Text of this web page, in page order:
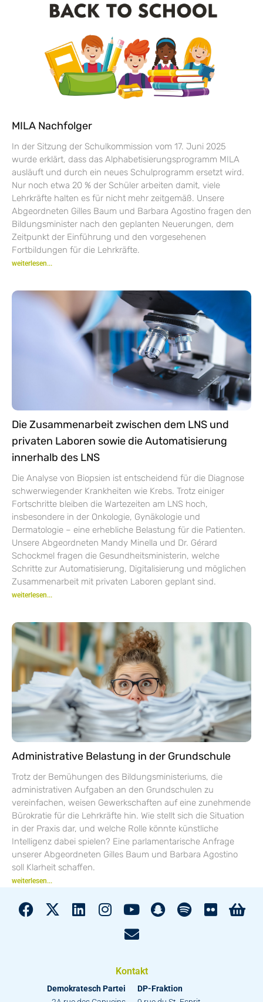
MILA Nachfolger
In der Sitzung der Schulkommission vom 17. Juni 2025
wurde erklärt, dass das Alphabetisierungsprogramm MILA
ausläuft und durch ein neues Schulprogramm ersetzt wird.
Nur noch etwa 20 % der Schüler arbeiten damit, viele
Lehrkräfte halten es für nicht mehr zeitgemäß. Unsere
Abgeordneten Gilles Baum und Barbara Agostino fragen den
Bildungsminister nach den geplanten Neuerungen, dem
Zeitpunkt der Einführung und den vorgesehenen
Fortbildungen für die Lehrkräfte.
weiterlesen...
Die Zusammenarbeit zwischen dem LNS und
privaten Laboren sowie die Automatisierung
innerhalb des LNS
Die Analyse von Biopsien ist entscheidend für die Diagnose
schwerwiegender Krankheiten wie Krebs. Trotz einiger
Fortschritte bleiben die Wartezeiten am LNS hoch,
insbesondere in der Onkologie, Gynäkologie und
Dermatologie – eine erhebliche Belastung für die Patienten.
Unsere Abgeordneten Mandy Minella und Dr. Gérard
Schockmel fragen die Gesundheitsministerin, welche
Schritte zur Automatisierung, Digitalisierung und möglichen
Zusammenarbeit mit privaten Laboren geplant sind.
weiterlesen...
Administrative Belastung in der Grundschule
Trotz der Bemühungen des Bildungsministeriums, die
administrativen Aufgaben an den Grundschulen zu
vereinfachen, weisen Gewerkschaften auf eine zunehmende
Bürokratie für die Lehrkräfte hin. Wie stellt sich die Situation
in der Praxis dar, und welche Rolle könnte künstliche
Intelligenz dabei spielen? Eine parlamentarische Anfrage
unserer Abgeordneten Gilles Baum und Barbara Agostino
soll Klarheit schaffen.
weiterlesen...
Kontakt
Demokratesch Partei
DP-Fraktion